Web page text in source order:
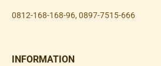
0812-168-168-96, 0897-7515-666
INFORMATION